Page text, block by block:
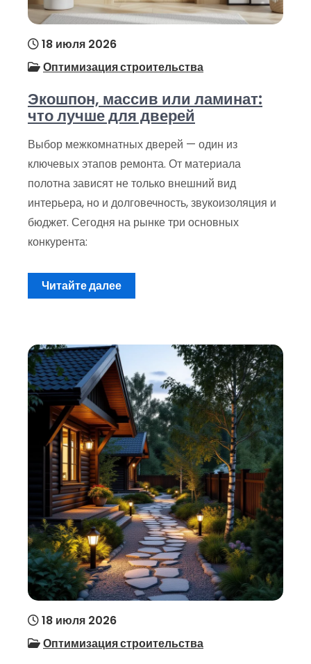
18 июля 2026
Оптимизация строительства
Экошпон, массив или ламинат:
что лучше для дверей
Выбор межкомнатных дверей — один из
ключевых этапов ремонта. От материала
полотна зависят не только внешний вид
интерьера, но и долговечность, звукоизоляция и
бюджет. Сегодня на рынке три основных
конкурента:
Читайте далее
18 июля 2026
Оптимизация строительства